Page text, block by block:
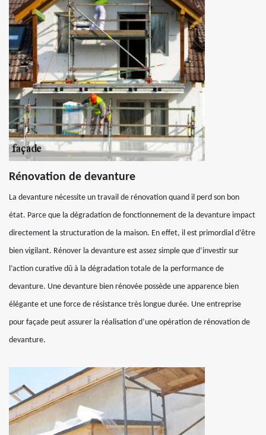
Rénovation de devanture
La devanture nécessite un travail de rénovation quand il perd son bon
état. Parce que la dégradation de fonctionnement de la devanture impact
directement la structuration de la maison. En effet, il est primordial d’être
bien vigilant. Rénover la devanture est assez simple que d’investir sur
l’action curative dû à la dégradation totale de la performance de
devanture. Une devanture bien rénovée possède une apparence bien
élégante et une force de résistance très longue durée. Une entreprise
pour façade peut assurer la réalisation d’une opération de rénovation de
devanture.